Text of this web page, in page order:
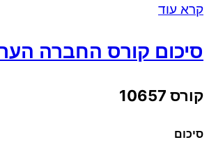
קרא עוד
סיכום קורס החברה
קורס 10657
סיכום